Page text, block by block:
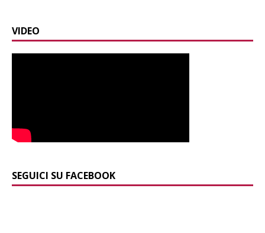
VIDEO
SEGUICI SU FACEBOOK